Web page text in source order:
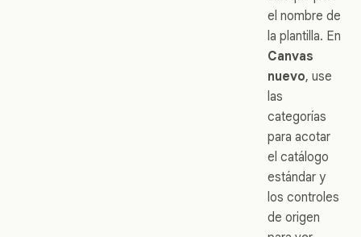
el nombre de
la plantilla. En
Canvas
nuevo, use
las
categorías
para acotar
el catálogo
estándar y
los controles
de origen